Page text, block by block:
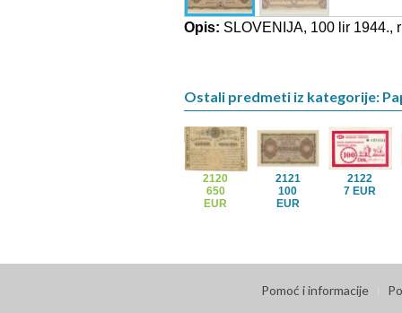
Opis: SLOVENIJA, 100 lir 1944.,
Ostali predmeti iz kategorije:
2120
650
EUR
2121
100
EUR
2122
7 EUR
Pomoć i informacije